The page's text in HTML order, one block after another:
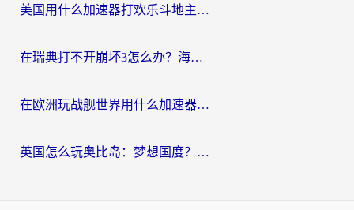
美国用什么加速器打欢乐斗地主？海外党亲测有效的国服游戏加速指南
在瑞典打不开崩坏3怎么办？海外玩家亲测有效的国服游戏加速指南
在欧洲玩战舰世界用什么加速器比较好用？老玩家亲测有效的低延迟方案
英国怎么玩奥比岛：梦想国度？海外党不卡攻略+加速器选择秘籍